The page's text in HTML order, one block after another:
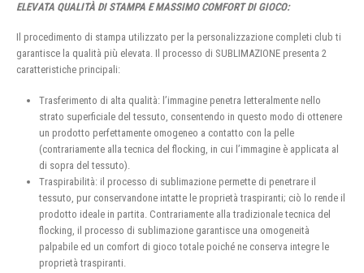
ELEVATA QUALITÀ DI STAMPA E MASSIMO COMFORT DI GIOCO:
Il procedimento di stampa utilizzato per la personalizzazione completi club ti
garantisce la qualità più elevata. Il processo di SUBLIMAZIONE presenta 2
caratteristiche principali:
Trasferimento di alta qualità: l’immagine penetra letteralmente nello
strato superficiale del tessuto, consentendo in questo modo di ottenere
un prodotto perfettamente omogeneo a contatto con la pelle
(contrariamente alla tecnica del flocking, in cui l’immagine è applicata al
di sopra del tessuto).
Traspirabilità: il processo di sublimazione permette di penetrare il
tessuto, pur conservandone intatte le proprietà traspiranti; ciò lo rende il
prodotto ideale in partita. Contrariamente alla tradizionale tecnica del
flocking, il processo di sublimazione garantisce una omogeneità
palpabile ed un comfort di gioco totale poiché ne conserva integre le
proprietà traspiranti.